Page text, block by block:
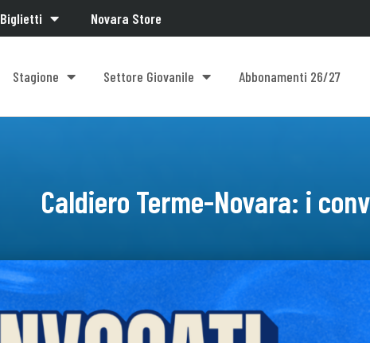
Biglietti Novara Store
Stagione Settore Giovanile Abbonamenti 26/27
Caldiero Terme-Novara: i